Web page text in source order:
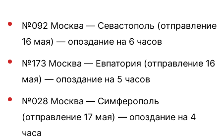
№092 Москва — Севастополь (отправление
16 мая) — опоздание на 6 часов
№173 Москва — Евпатория (отправление 16
мая) — опоздание на 5 часов
№028 Москва — Симферополь
(отправление 17 мая) — опоздание на 4
часа